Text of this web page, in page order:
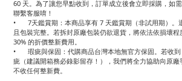
60 天。為了讓您早點收到，訂單成立後會立即採購，如
聯繫客服唷！
•	7天鑑賞期：本商品享有 7 天鑑賞期（非試用期）。退回商品須為全新未拆封
且包裝完整。若拆封原廠包裝仍欲退貨，將依法依損壞
30% 的折價整新費用。
•	瑕疵與保固：代購商品台灣本地無官方保固。若收到 7 天內發現非人為重大瑕
疵（建議開箱務必錄影留存！），我們將全力協助向原
不收任何整新費。